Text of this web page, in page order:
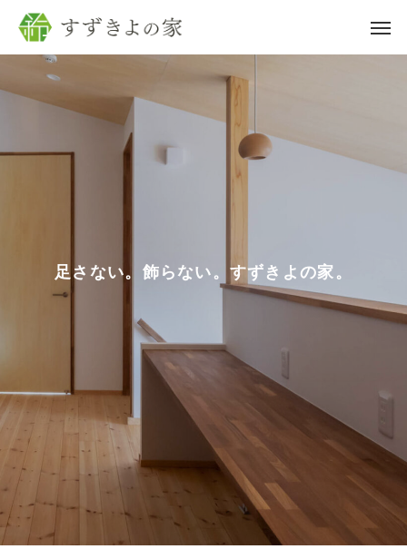
足 さ ない。 飾 ら ない 。 すず き よ の家 。